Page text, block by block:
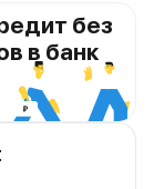
без
в банк